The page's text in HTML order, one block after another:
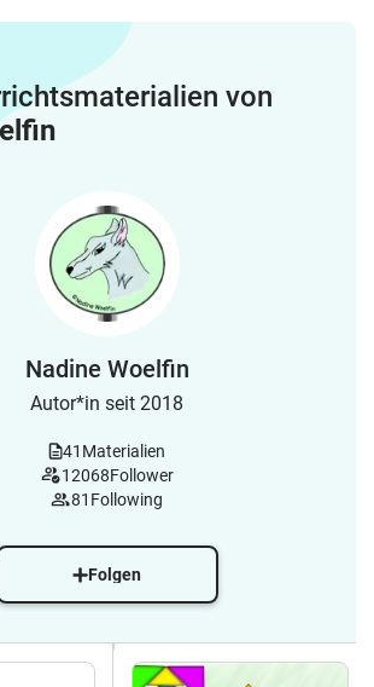
von
Nadine Woelfin
Autor*in seit 2018
41 Materialien
12068Follower
81 Following
Folgen